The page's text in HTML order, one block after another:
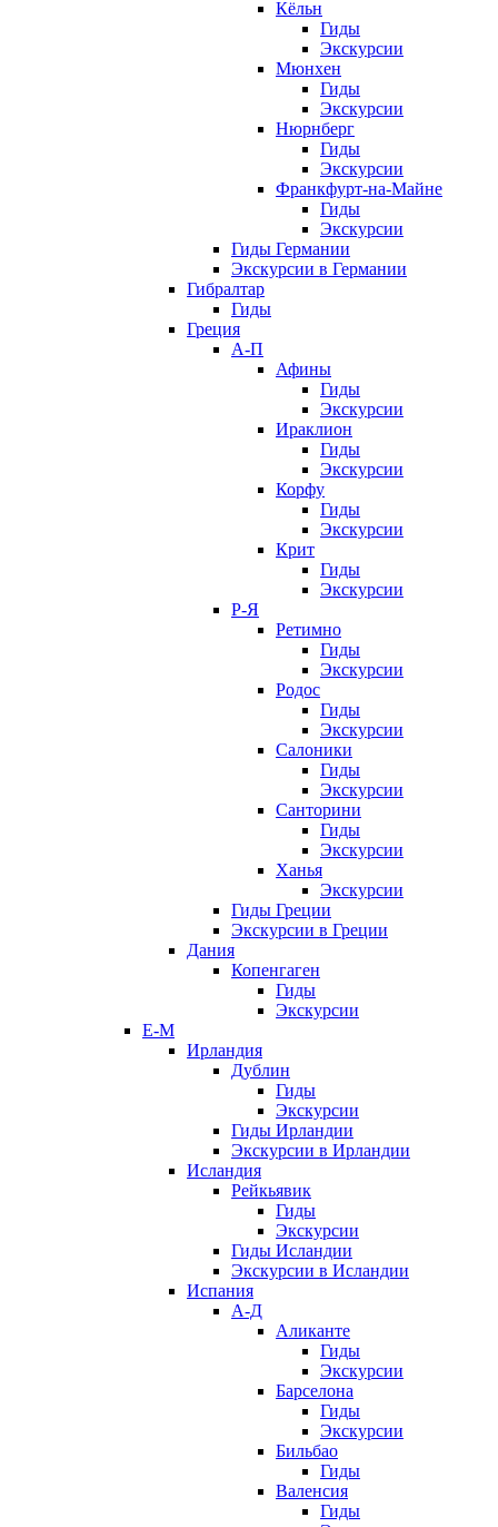
Кёльн
Гиды
Экскурсии
Мюнхен
Гиды
Экскурсии
Нюрнберг
Гиды
Экскурсии
Франкфурт-на-Майне
Гиды
Экскурсии
Гиды Германии
Экскурсии в Германии
Гибралтар
Гиды
Греция
А-П
Афины
Гиды
Экскурсии
Ираклион
Гиды
Экскурсии
Корфу
Гиды
Экскурсии
Крит
Гиды
Экскурсии
Р-Я
Ретимно
Гиды
Экскурсии
Родос
Гиды
Экскурсии
Салоники
Гиды
Экскурсии
Санторини
Гиды
Экскурсии
Ханья
Экскурсии
Гиды Греции
Экскурсии в Греции
Дания
Копенгаген
Гиды
Экскурсии
Е-М
Ирландия
Дублин
Гиды
Экскурсии
Гиды Ирландии
Экскурсии в Ирландии
Исландия
Рейкьявик
Гиды
Экскурсии
Гиды Исландии
Экскурсии в Исландии
Испания
А-Д
Аликанте
Гиды
Экскурсии
Барселона
Гиды
Экскурсии
Бильбао
Гиды
Валенсия
Гиды